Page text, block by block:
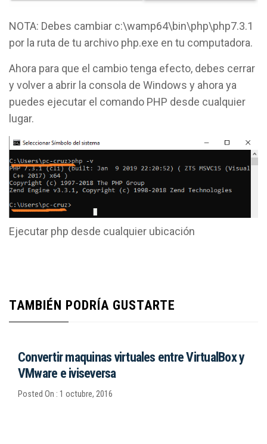
NOTA: Debes cambiar c:\wamp64\bin\php\php7.3.1
por la ruta de tu archivo php.exe en tu computadora.
Ahora para que el cambio tenga efecto, debes cerrar
y volver a abrir la consola de Windows y ahora ya
puedes ejecutar el comando PHP desde cualquier
lugar.
Ejecutar php desde cualquier ubicación
TAMBIÉN PODRÍA GUSTARTE
Convertir maquinas virtuales entre VirtualBox y
VMware e iviseversa
Posted On : 1 octubre, 2016